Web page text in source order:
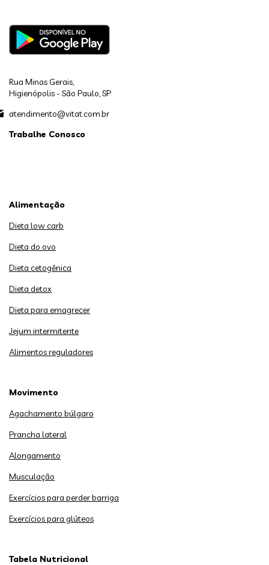
Rua Minas Gerais,
Higienópolis - São Paulo, SP
atendimento@vitat.com.br
Trabalhe Conosco
Alimentação
Dieta low carb
Dieta do ovo
Dieta cetogênica
Dieta detox
Dieta para emagrecer
Jejum intermitente
Alimentos reguladores
Movimento
Agachamento búlgaro
Prancha lateral
Alongamento
Musculação
Exercícios para perder barriga
Exercícios para glúteos
Tabela Nutricional